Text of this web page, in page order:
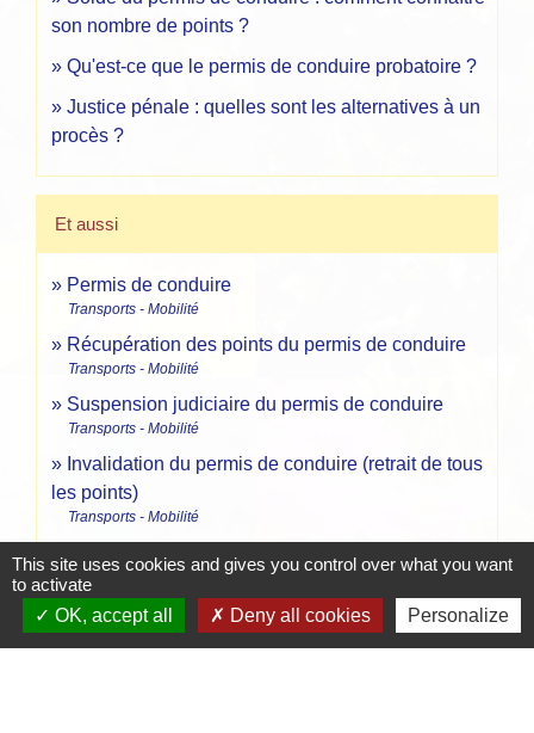
son nombre de points ?
Qu'est-ce que le permis de conduire probatoire ?
Justice pénale : quelles sont les alternatives à un
procès ?
Et aussi
Permis de conduire
Transports - Mobilité
Récupération des points du permis de conduire
Transports - Mobilité
Suspension judiciaire du permis de conduire
Transports - Mobilité
Invalidation du permis de conduire (retrait de tous
les points)
Transports - Mobilité
Pour en savoir plus
This site uses cookies and gives you control over what you want
to activate
OK, accept all
Deny all cookies Personalize